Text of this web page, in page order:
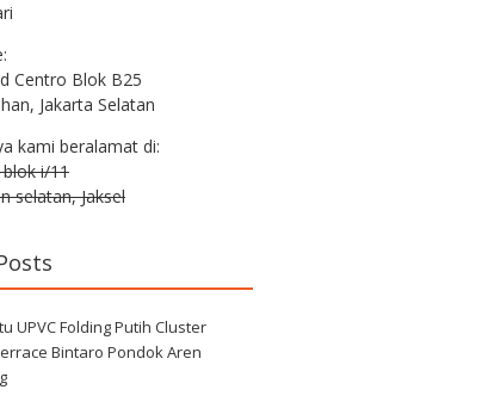
Centro Blok B25
Jakarta Selatan
kami beralamat di:
i/11
selatan, Jaksel
UPVC Folding Putih Cluster
Bintaro Pondok Aren